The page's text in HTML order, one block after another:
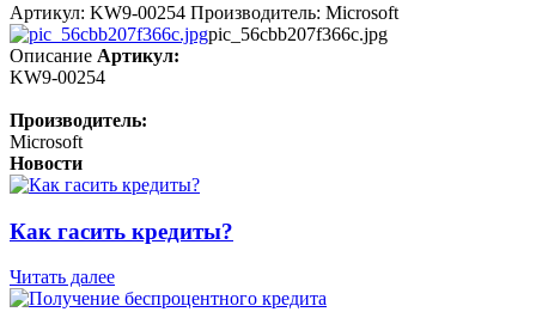
Артикул: KW9-00254 Производитель: Microsoft
pic_56cbb207f366c.jpg
Описание Артикул:
KW9-00254
Производитель:
Microsoft
Новости
Как гасить кредиты?
Читать далее